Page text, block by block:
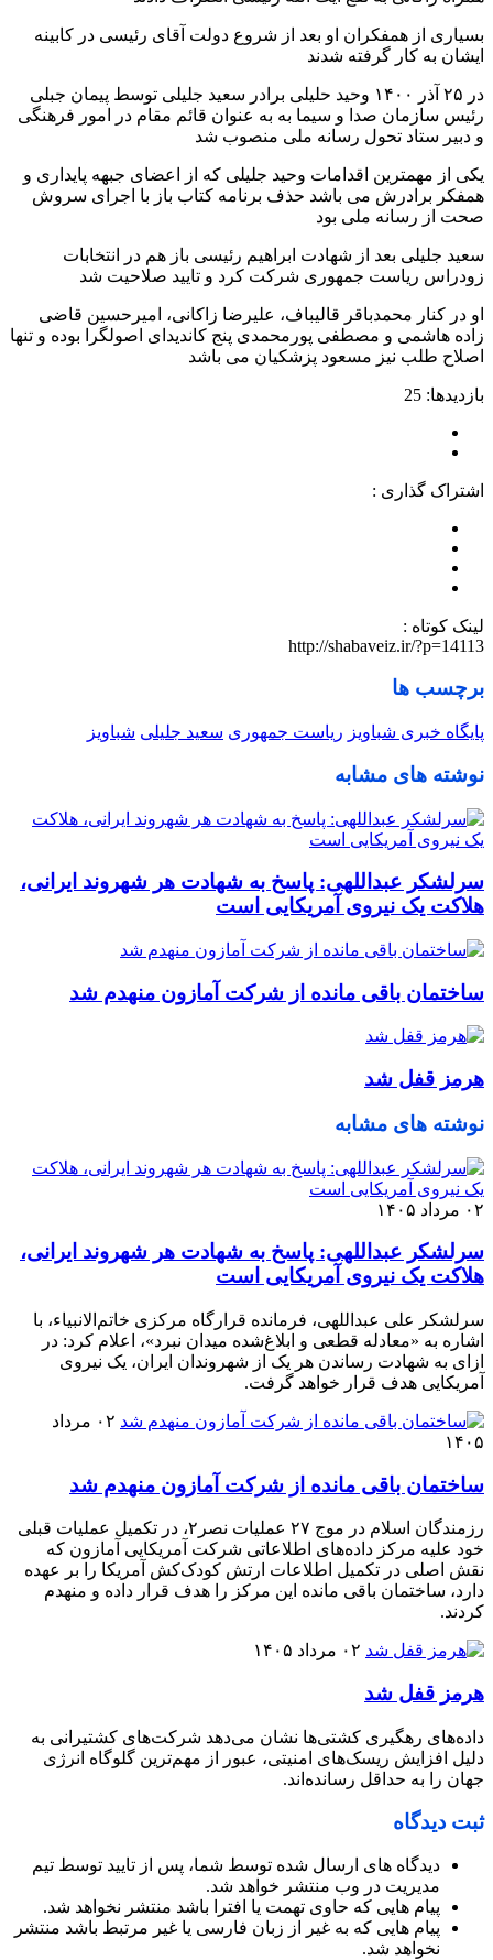
بسیاری از همفکران او بعد از شروع دولت آقای رئیسی در کابینه
ایشان به کار گرفته شدند
در ۲۵ آذر ۱۴۰۰ وحید حلیلی برادر سعید جلیلی توسط پیمان جبلی
رئیس سازمان صدا و سیما به به عنوان قائم مقام در امور فرهنگی
و دبیر ستاد تحول رسانه ملی منصوب شد
یکی از مهمترین اقدامات وحید جلیلی که از اعضای جبهه پایداری و
همفکر برادرش می باشد حذف برنامه کتاب باز با اجرای سروش
صحت از رسانه ملی بود
سعید جلیلی بعد از شهادت ابراهیم رئیسی باز هم در انتخابات
زودراس ریاست جمهوری شرکت کرد و تایید صلاحیت شد
او در کنار محمدباقر قالیباف، علیرضا زاکانی، امیرحسین قاضی
زاده هاشمی و مصطفی پورمحمدی پنج کاندیدای اصولگرا بوده و تنها
اصلاح طلب نیز مسعود پزشکیان می باشد
بازدیدها: 25
اشتراک گذاری :
لینک کوتاه :
http://shabaveiz.ir/?p=14113
برچسب ها
پایگاه خبری شباویز ریاست جمهوری سعید جلیلی شباویز
نوشته های مشابه
سرلشکر عبداللهی: پاسخ به شهادت هر شهروند ایرانی،
هلاکت یک نیروی آمریکایی است
ساختمان باقی مانده از شرکت آمازون منهدم شد
هرمز قفل شد
نوشته های مشابه
۰۲ مرداد ۱۴۰۵
سرلشکر عبداللهی: پاسخ به شهادت هر شهروند ایرانی،
هلاکت یک نیروی آمریکایی است
سرلشکر علی عبداللهی، فرمانده قرارگاه مرکزی خاتم‌الانبیاء، با
اشاره به «معادله قطعی و ابلاغ‌شده میدان نبرد»، اعلام کرد: در
ازای به شهادت رساندن هر یک از شهروندان ایران، یک نیروی
آمریکایی هدف قرار خواهد گرفت.
۰۲ مرداد
۱۴۰۵
ساختمان باقی مانده از شرکت آمازون منهدم شد
رزمندگان اسلام در موج ۲۷ عملیات نصر۲، در تکمیل عملیات قبلی
خود علیه مرکز داده‌های اطلاعاتی شرکت آمریکایی آمازون که
نقش اصلی در تکمیل اطلاعات ارتش کودک‌کش آمریکا را بر عهده
دارد، ساختمان باقی مانده این مرکز را هدف قرار داده و منهدم
کردند.
۰۲ مرداد ۱۴۰۵
هرمز قفل شد
داده‌های رهگیری کشتی‌ها نشان می‌دهد شرکت‌های کشتیرانی به
دلیل افزایش ریسک‌های امنیتی، عبور از مهم‌ترین گلوگاه انرژی
جهان را به حداقل رسانده‌اند.
ثبت دیدگاه
دیدگاه های ارسال شده توسط شما، پس از تایید توسط تیم
مدیریت در وب منتشر خواهد شد.
پیام هایی که حاوی تهمت یا افترا باشد منتشر نخواهد شد.
پیام هایی که به غیر از زبان فارسی یا غیر مرتبط باشد منتشر
نخواهد شد.